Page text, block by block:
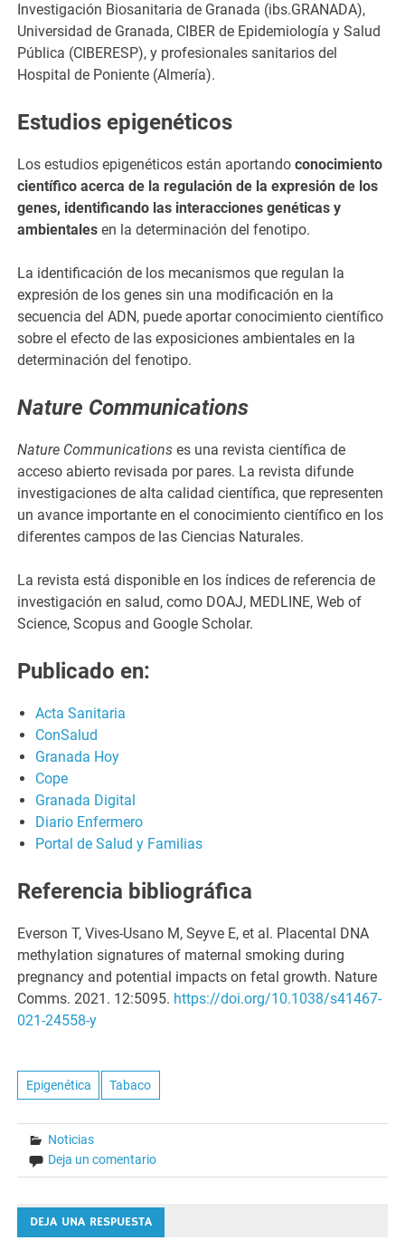
Investigación Biosanitaria de Granada (ibs.GRANADA),
Universidad de Granada, CIBER de Epidemiología y Salud
Pública (CIBERESP), y profesionales sanitarios del
Hospital de Poniente (Almería).
Estudios epigenéticos
Los estudios epigenéticos están aportandoconocimiento
científico acerca de la regulación de la expresión de los
genes, identificando las interacciones genéticas y
ambientales en la determinación del fenotipo.
La identificación de los mecanismos que regulan la
expresión de los genes sin una modificación en la
secuencia del ADN, puede aportar conocimiento científico
sobre el efecto de las exposiciones ambientales en la
determinación del fenotipo.
Nature Communications
Nature Communications es una revista científica de
acceso abierto revisada por pares. La revista difunde
investigaciones de alta calidad científica, que representen
un avance importante en el conocimiento científico en los
diferentes campos de las Ciencias Naturales.
La revista está disponible en los índices de referencia de
investigación en salud, como DOAJ, MEDLINE, Web of
Science, Scopus and Google Scholar.
Publicado en:
Acta Sanitaria
ConSalud
Granada Hoy
Cope
Granada Digital
Diario Enfermero
Portal de Salud y Familias
Referencia bibliográfica
Everson T, Vives-Usano M, Seyve E, et al. Placental DNA
methylation signatures of maternal smoking during
pregnancy and potential impacts on fetal growth. Nature
Comms. 2021. 12:5095. https://doi.org/10.1038/s41467-
021-24558-y
Epigenética Tabaco
Noticias
Deja un comentario
DEJA UNA RESPUESTA